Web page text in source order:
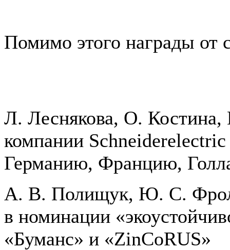
Помимо этого награды от
Л. Леснякова, О.
компании Schneiderelectric
Германию, Францию,
А. В. Полищук, Ю. С.
в номинации
«Буманс» и «ZinCoRUS»